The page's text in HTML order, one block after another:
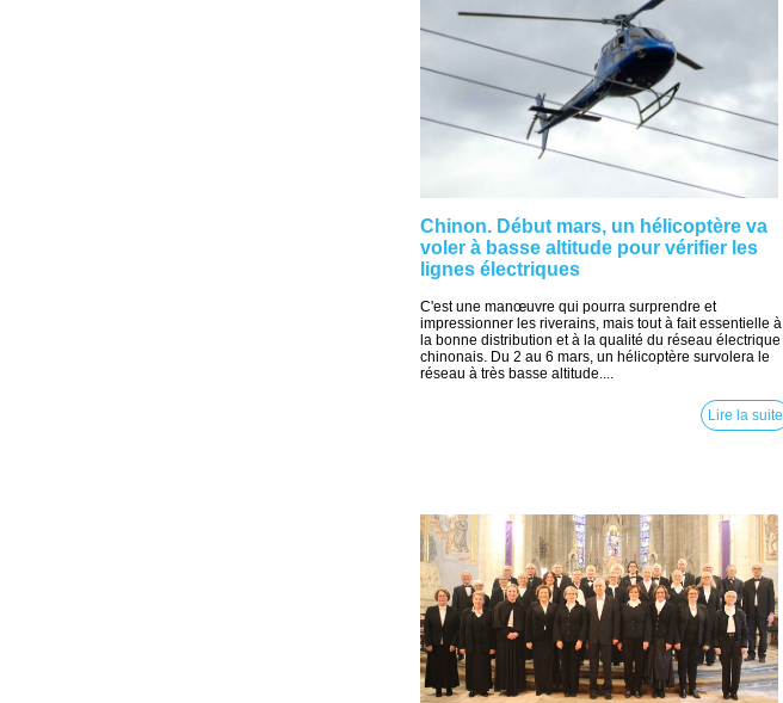
Chinon. Début mars, un hélicoptère va
voler à basse altitude pour vérifier les
lignes électriques
C'est une manœuvre qui pourra surprendre et
impressionner les riverains, mais tout à fait essentielle à
la bonne distribution et à la qualité du réseau électrique
chinonais. Du 2 au 6 mars, un hélicoptère survolera le
réseau à très basse altitude....
Lire la suite